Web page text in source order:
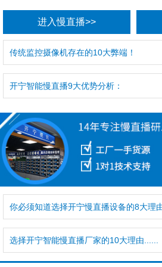
进入慢直播>>
传统监控摄像机存在的10大弊端！
开宁智能慢直播9大优势分析：
你必须知道选择开宁慢直播设备的8大理
选择开宁智能慢直播厂家的10大理由......